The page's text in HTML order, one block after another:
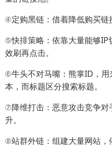
④定购黑链：借着降低购买链
⑤快排策略：依靠大量能够IP
效刷再点击。
⑥牛头不对马嘴：熊掌ID，
本，而标题区分搜索标题。
⑦降维打击：恶意攻击竞争对
升。
⑧站群外链：组建大量网站，